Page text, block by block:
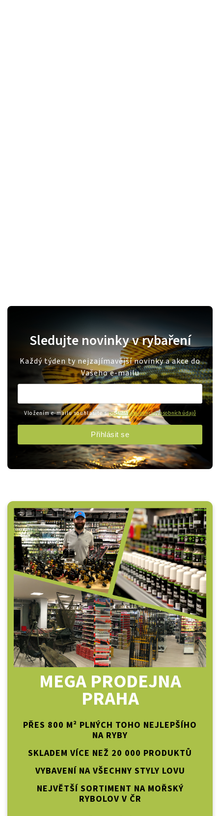
MEGA PRODEJNA
PRAHA
PŘES 800 M² PLNÝCH TOHO NEJLEPŠÍHO
NA RYBY
SKLADEM VÍCE NEŽ 20 000 PRODUKTŮ
VYBAVENÍ NA VŠECHNY STYLY LOVU
NEJVĚTŠÍ SORTIMENT NA MOŘSKÝ
RYBOLOV V ČR
Sledujte novinky v rybaření
Každý týden ty nejzajímavější novinky a akce do
Vašeho e-mailu
Vložením e-mailu souhlasíte spodmínkami ochrany osobních údajů
Přihlásit se